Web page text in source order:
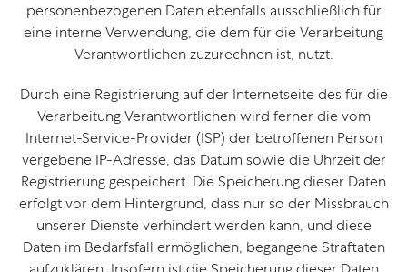
personenbezogenen Daten ebenfalls ausschließlich für
eine interne Verwendung, die dem für die Verarbeitung
Verantwortlichen zuzurechnen ist, nutzt.
Durch eine Registrierung auf der Internetseite des für die
Verarbeitung Verantwortlichen wird ferner die vom
Internet-Service-Provider (ISP) der betroffenen Person
vergebene IP-Adresse, das Datum sowie die Uhrzeit der
Registrierung gespeichert. Die Speicherung dieser Daten
erfolgt vor dem Hintergrund, dass nur so der Missbrauch
unserer Dienste verhindert werden kann, und diese
Daten im Bedarfsfall ermöglichen, begangene Straftaten